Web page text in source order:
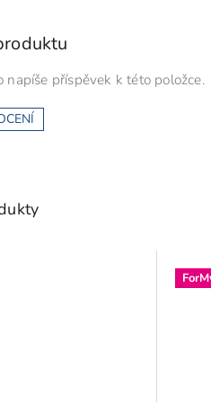
napíše příspěvek k této položce.